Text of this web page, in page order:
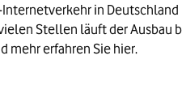
in
Stellen läuft der
mehr erfahren Sie hier.